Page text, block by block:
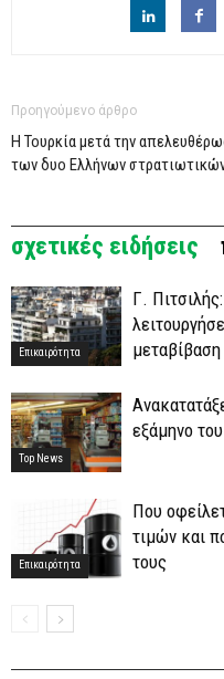
Προηγούμενο άρθρο
Η Τουρκία μετά την
των δυο Ελλήνων
σχετικές ειδήσεις
Επικαιρότητα
Γ.
Top News
εξάμηνο
Επικαιρότητα
Που
τιμών και
τους